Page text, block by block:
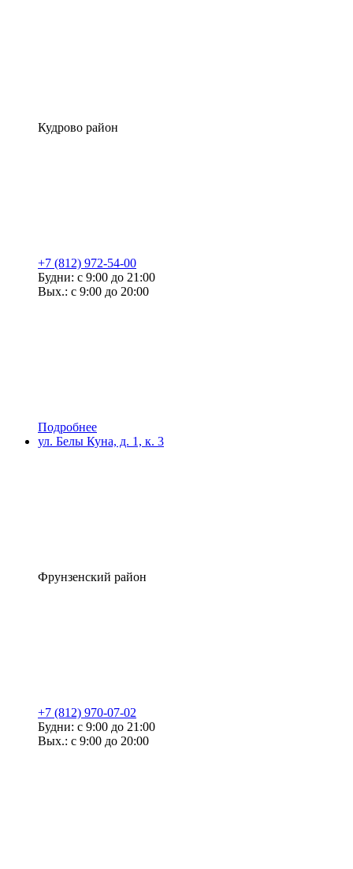
Кудрово район
+7 (812) 972-54-00
Будни: с 9:00 до 21:00
Вых.: с 9:00 до 20:00
Подробнее
ул. Белы Куна, д. 1, к. 3
Фрунзенский район
+7 (812) 970-07-02
Будни: с 9:00 до 21:00
Вых.: с 9:00 до 20:00